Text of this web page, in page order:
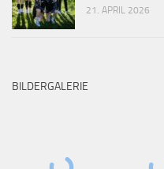
21. APRIL 2026
BILDERGALERIE